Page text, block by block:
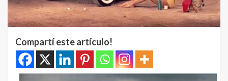
Compartí este artículo!